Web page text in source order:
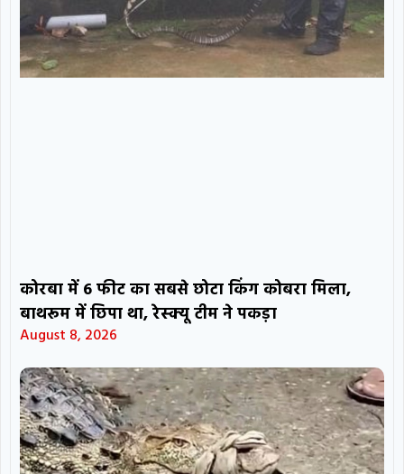
कोरबा में 6 फीट का सबसे छोटा किंग कोबरा मिला,
बाथरूम में छिपा था, रेस्क्यू टीम ने पकड़ा
August 8, 2026